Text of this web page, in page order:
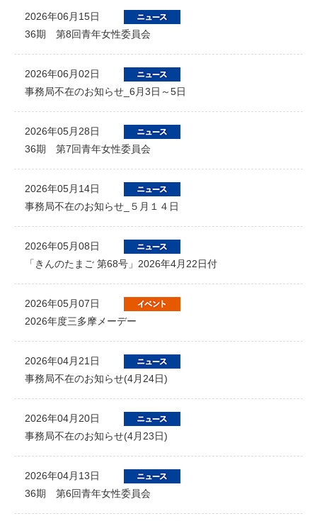
2026年06月15日
36期 第8回青年女性委員会
2026年06月02日
事務局不在のお知らせ_6月3日～5日
2026年05月28日
36期 第7回青年女性委員会
2026年05月14日
事務局不在のお知らせ_５月１４日
2026年05月08日
「きんのたまご 第68号」2026年4月22日付
2026年05月07日
2026年度三多摩メーデー
2026年04月21日
事務局不在のお知らせ(4月24日)
2026年04月20日
事務局不在のお知らせ(4月23日)
2026年04月13日
36期 第6回青年女性委員会